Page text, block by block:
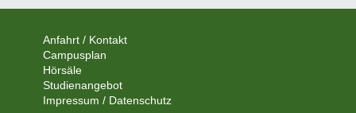
Anfahrt / Kontakt
Campusplan
Hörsäle
Studienangebot
Impressum / Datenschutz